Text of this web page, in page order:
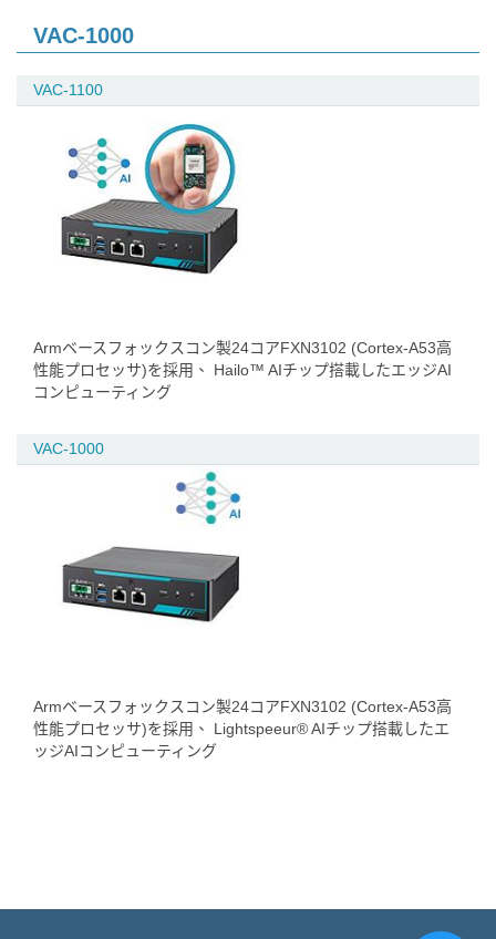
VAC-1000
VAC-1100
Armベースフォックスコン製24コアFXN3102 (Cortex-A53高
性能プロセッサ)を採用、 Hailo™ AIチップ搭載したエッジAI
コンピューティング
VAC-1000
Armベースフォックスコン製24コアFXN3102 (Cortex-A53高
性能プロセッサ)を採用、 Lightspeeur® AIチップ搭載したエ
ッジAIコンピューティング